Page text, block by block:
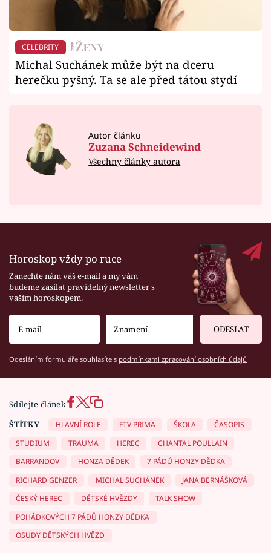
CELEBRITY
Michal Suchánek může být na dceru
herečku pyšný. Ta se ale před tátou stydí
Autor článku
Zuzana Schneidewind
Všechny články autora
Horoskop vždy po ruce
Zanechte nám váš e-mail a my vám
budeme zasílat pravidelný newsletter s
vaším horoskopem.
ODESLAT
Odesláním formuláře souhlasíte s podmínkami zpracování osobních údajů
Sdílejte článek
ŠTÍTKY
HLAVNÍ ROLE FTV PRIMA ŠKOLA
ČASOPIS
STUDIUM
TRAUMA HEREC
CHANTAL POULLAIN
BARRANDOV
HONZA DĚDEK
7 PÁDŮ HONZY DĚDKA
RICHARD GENZER
MICHAL SUCHÁNEK
JANA BERNÁŠKOVÁ
ČESKÝ HEREC
DĚTSKÉ HVĚZDY
TALK SHOW
POHÁDKOVÝCH 7 PÁDŮ HONZY DĚDKA
OSUDY DĚTSKÝCH HVĚZD